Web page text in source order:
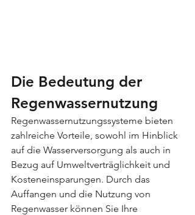
Die Bedeutung der
Regenwassernutzung
Regenwassernutzungssysteme bieten
zahlreiche Vorteile, sowohl im Hinblick
auf die Wasserversorgung als auch in
Bezug auf Umweltverträglichkeit und
Kosteneinsparungen. Durch das
Auffangen und die Nutzung von
Regenwasser können Sie Ihre